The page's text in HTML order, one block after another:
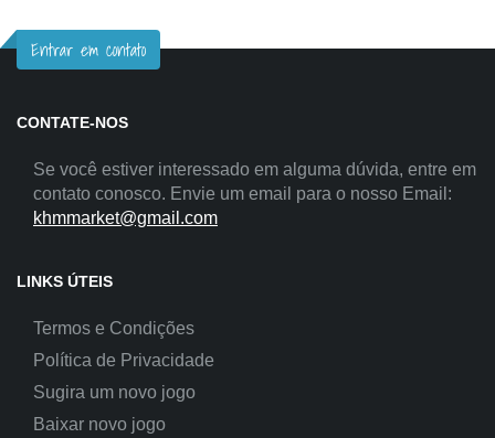
Entrar em contato
CONTATE-NOS
Se você estiver interessado em alguma dúvida, entre em
contato conosco. Envie um email para o nosso Email:
khmmarket@gmail.com
LINKS ÚTEIS
Termos e Condições
Política de Privacidade
Sugira um novo jogo
Baixar novo jogo